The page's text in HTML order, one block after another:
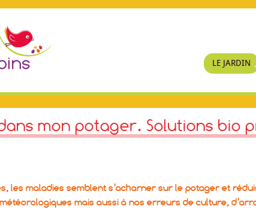
LE JARDIN
mon potager. Solutions bio
les maladies semblent s’acharner sur le potager et
mais aussi à nos erreurs de culture,